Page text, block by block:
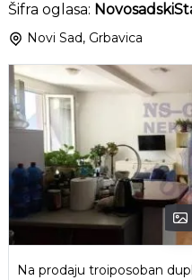
Šifra oglasa:
Novi Sad, Grbavica
Na prodaju troiposoban